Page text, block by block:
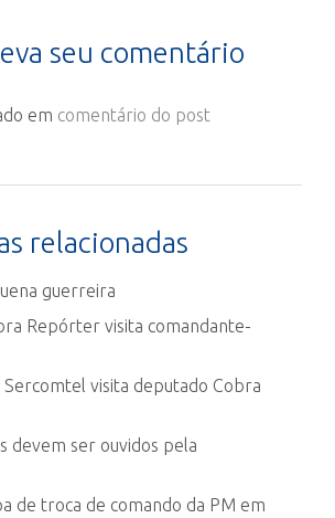
seu comentário
em comentário do post
relacionadas
guerreira
Repórter visita comandante-
visita deputado Cobra
devem ser ouvidos pela
de troca de comando da PM em